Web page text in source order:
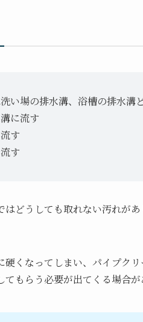
い場の排水溝、浴槽の排水溝
に流す
す
す
どうしても取れない汚れがあ
くなってしまい、パイプク
もらう必要が出てくる場合が